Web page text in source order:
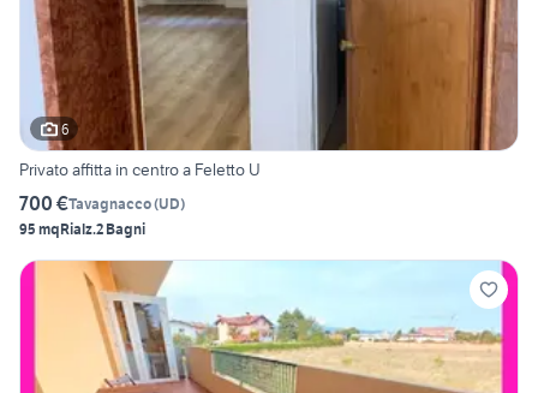
6
Privato affitta in centro a Feletto U
700 €Tavagnacco(UD)
95 mqRialz.2 Bagni